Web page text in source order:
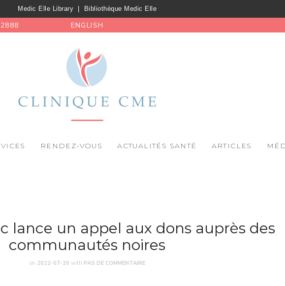
Medic Elle Library Bibliothèque Medic Elle
ENGLISH
RENDEZ-VOUS ACTUALITÉS SANTÉ ARTICLES
lance un appel aux dons auprès des
communautés noires
on 2022-07-20 with PAS DE COMMENTAIRE